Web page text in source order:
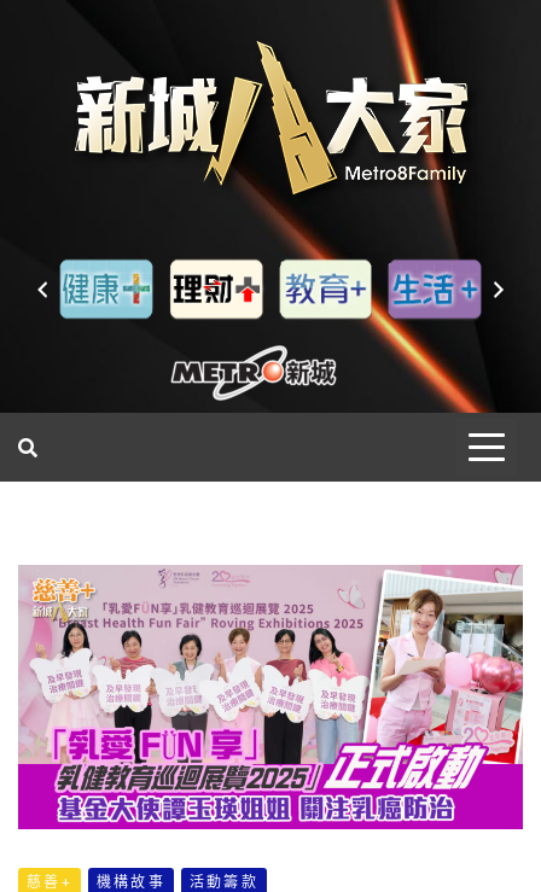
慈善+ 機構故事 活動籌款